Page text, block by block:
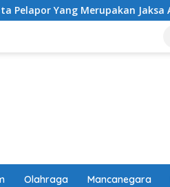
Jaksa Agar Dihadirkan
Olahraga Mancanegara